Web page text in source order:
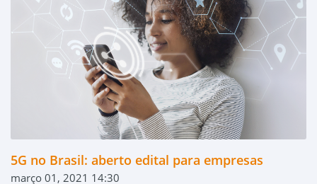
5G no Brasil: aberto edital para empresas
março 01, 2021 14:30